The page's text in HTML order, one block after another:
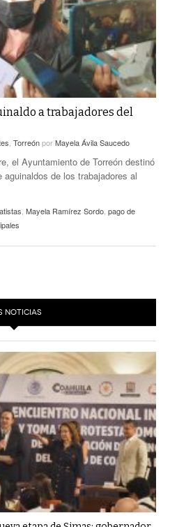
a trabajadores del
TorreónporMayela Ávila Saucedo
el Ayuntamiento de Torreón destinó
de los trabajadores al
Mayela Ramírez Sordo pago de
NOTICIAS